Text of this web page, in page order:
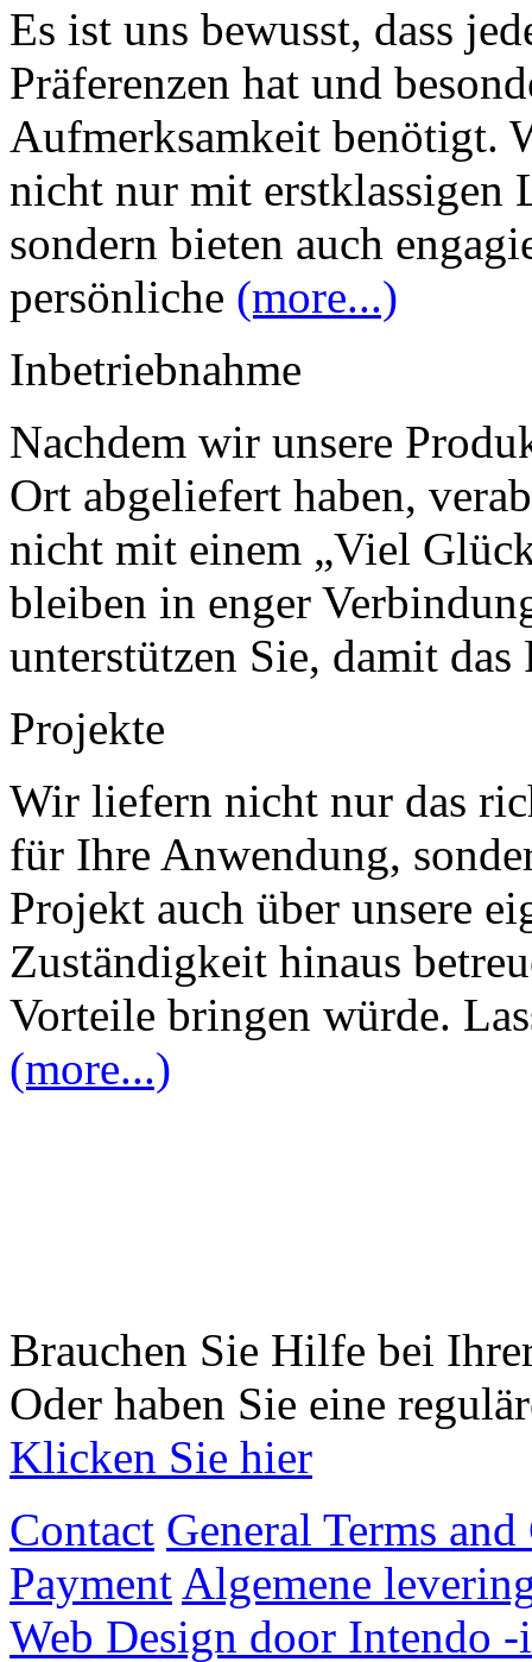
Es ist uns bewusst, dass
Präferenzen hat und
Aufmerksamkeit benötigt.
nicht nur mit erstklassigen
sondern bieten auch
persönliche (more...)
Inbetriebnahme
Nachdem wir unsere
Ort abgeliefert haben,
nicht mit einem „Viel
bleiben in enger
unterstützen Sie, damit
Projekte
Wir liefern nicht nur das
für Ihre Anwendung,
Projekt auch über unsere
Zuständigkeit hinaus
Vorteile bringen würde.
(more...)
Brauchen Sie Hilfe bei
Oder haben Sie eine
Klicken Sie hier
Contact General Terms
Payment Algemene
Web Design door Intendo